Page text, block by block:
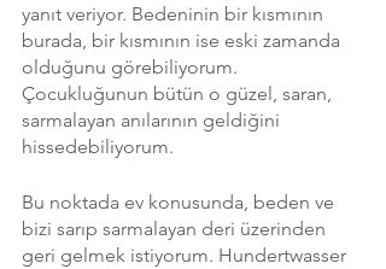
yanıt veriyor. Bedeninin bir kısmının
burada, bir kısmının ise eski zamanda
olduğunu görebiliyorum.
Çocukluğunun bütün o güzel, saran,
sarmalayan anılarının geldiğini
hissedebiliyorum.
Bu noktada ev konusunda, beden ve
bizi sarıp sarmalayan deri üzerinden
geri gelmek istiyorum. Hundertwasser